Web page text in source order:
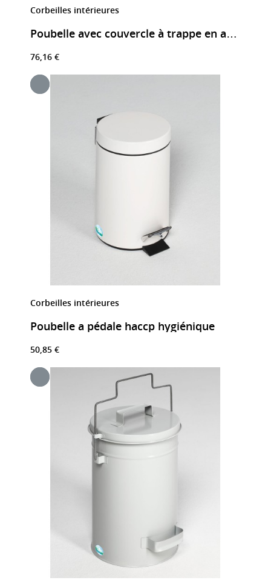
Corbeilles intérieures
Poubelle avec couvercle à trappe en acier 45 litres
76,16 €
Corbeilles intérieures
Poubelle a pédale haccp hygiénique
50,85 €